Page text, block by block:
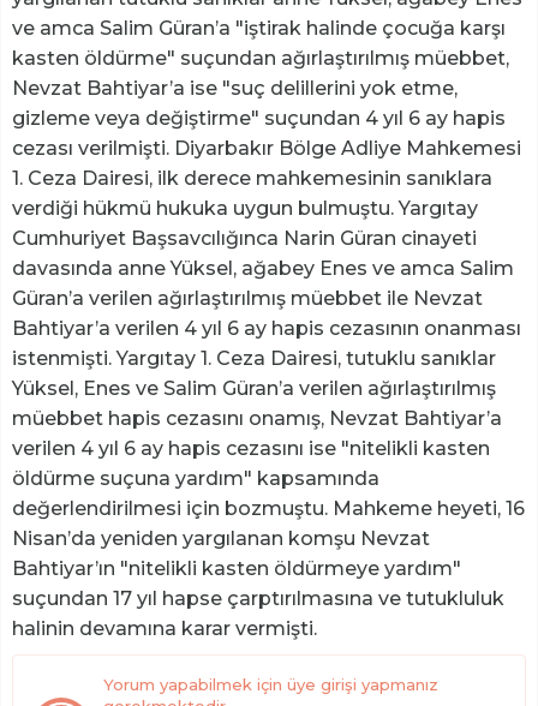
ve amca Salim Güran’a "iştirak halinde çocuğa karşı
kasten öldürme" suçundan ağırlaştırılmış müebbet,
Nevzat Bahtiyar’a ise "suç delillerini yok etme,
gizleme veya değiştirme" suçundan 4 yıl 6 ay hapis
cezası verilmişti. Diyarbakır Bölge Adliye Mahkemesi
1. Ceza Dairesi, ilk derece mahkemesinin sanıklara
verdiği hükmü hukuka uygun bulmuştu. Yargıtay
Cumhuriyet Başsavcılığınca Narin Güran cinayeti
davasında anne Yüksel, ağabey Enes ve amca Salim
Güran’a verilen ağırlaştırılmış müebbet ile Nevzat
Bahtiyar’a verilen 4 yıl 6 ay hapis cezasının onanması
istenmişti. Yargıtay 1. Ceza Dairesi, tutuklu sanıklar
Yüksel, Enes ve Salim Güran’a verilen ağırlaştırılmış
müebbet hapis cezasını onamış, Nevzat Bahtiyar’a
verilen 4 yıl 6 ay hapis cezasını ise "nitelikli kasten
öldürme suçuna yardım" kapsamında
değerlendirilmesi için bozmuştu. Mahkeme heyeti, 16
Nisan’da yeniden yargılanan komşu Nevzat
Bahtiyar’ın "nitelikli kasten öldürmeye yardım"
suçundan 17 yıl hapse çarptırılmasına ve tutukluluk
halinin devamına karar vermişti.
Yorum yapabilmek için üye girişi yapmanız